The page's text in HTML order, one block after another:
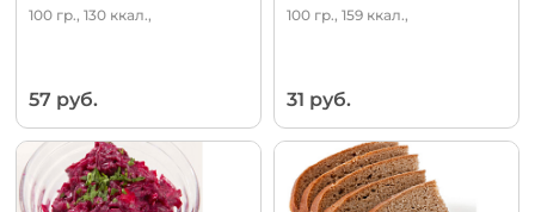
100 гр., 130 ккал.,
57 руб.
100 гр., 159 ккал.,
31 руб.